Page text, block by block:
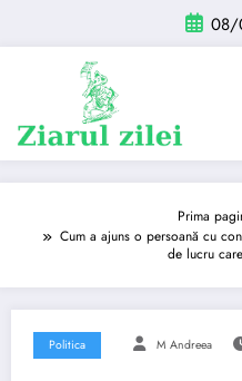
conținut
08/
Prima
Cum a ajuns o persoană cu
de lucru
Politica M Andreea